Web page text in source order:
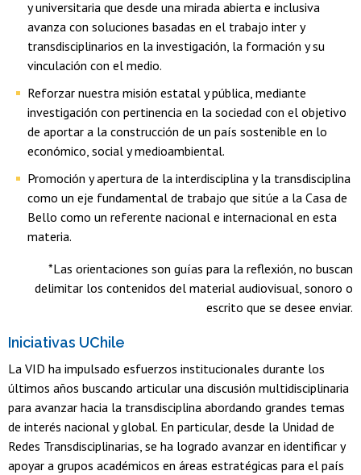
y universitaria que desde una mirada abierta e inclusiva
avanza con soluciones basadas en el trabajo inter y
transdisciplinarios en la investigación, la formación y su
vinculación con el medio.
Reforzar nuestra misión estatal y pública, mediante
investigación con pertinencia en la sociedad con el objetivo
de aportar a la construcción de un país sostenible en lo
económico, social y medioambiental.
Promoción y apertura de la interdisciplina y la transdisciplina
como un eje fundamental de trabajo que sitúe a la Casa de
Bello como un referente nacional e internacional en esta
materia.
*Las orientaciones son guías para la reflexión, no buscan
delimitar los contenidos del material audiovisual, sonoro o
escrito que se desee enviar.
Iniciativas UChile
La VID ha impulsado esfuerzos institucionales durante los
últimos años buscando articular una discusión multidisciplinaria
para avanzar hacia la transdisciplina abordando grandes temas
de interés nacional y global. En particular, desde la Unidad de
Redes Transdisciplinarias, se ha logrado avanzar en identificar y
apoyar a grupos académicos en áreas estratégicas para el país